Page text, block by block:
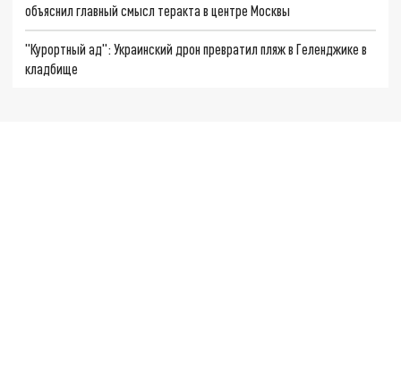
объяснил главный смысл теракта в центре Москвы
"Курортный ад": Украинский дрон превратил пляж в Геленджике в
кладбище